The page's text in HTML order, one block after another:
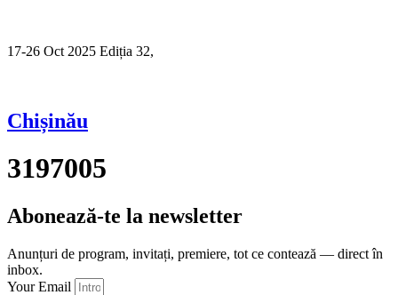
17-26 Oct 2025 Ediția 32,
Chișinău
3197005
Abonează-te la newsletter
Anunțuri de program, invitați, premiere, tot ce contează — direct în
inbox.
Your Email